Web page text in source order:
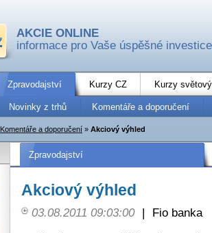
AKCIE ONLINE
informace pro Vaše úspěšné investice
Zpravodajství Kurzy CZ Kurzy
Novinky z trhů Komentáře a doporučení
Komentáře a doporučení » Akciový výhled
Zpravodajství
Akciový výhled
03.08.2011 09:03:00 |
Fio banka